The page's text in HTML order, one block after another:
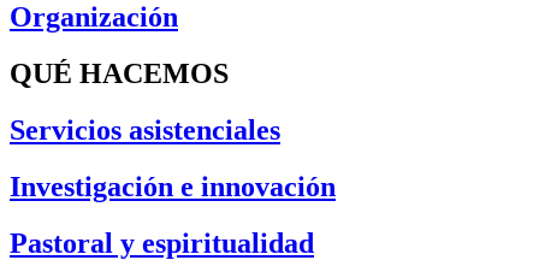
Organización
QUÉ HACEMOS
Servicios asistenciales
Investigación e innovación
Pastoral y espiritualidad